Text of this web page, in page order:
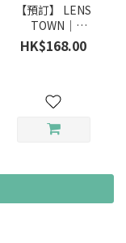
【預訂】 LENS
TOWN｜
Romantea
Bubbly Candy
HK$168.00